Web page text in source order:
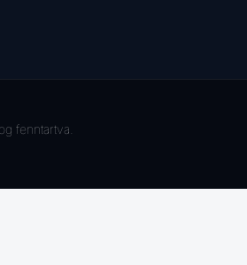
fenntartva.